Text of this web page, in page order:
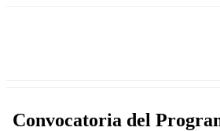
Convocatoria del